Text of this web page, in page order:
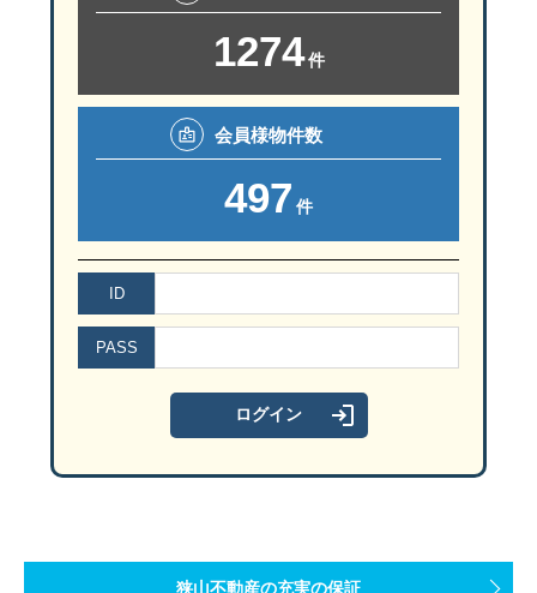
1274 件
会員様物件数
497 件
ID
PASS
狭山不動産の充実の保証